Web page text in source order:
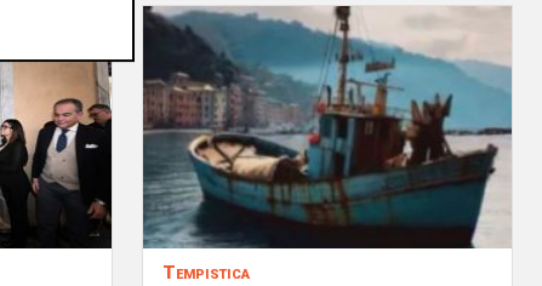
Tempistica